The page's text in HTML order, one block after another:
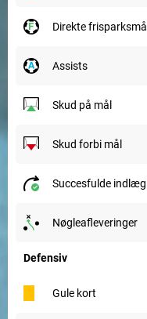
direkte frisparksmål
assists
skud på mål
skud forbi mål
succesfulde indlæg
nøgleafleveringer
Defensiv
gule kort